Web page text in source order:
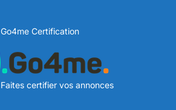
Go4me Certification
Faites certifier vos annonces